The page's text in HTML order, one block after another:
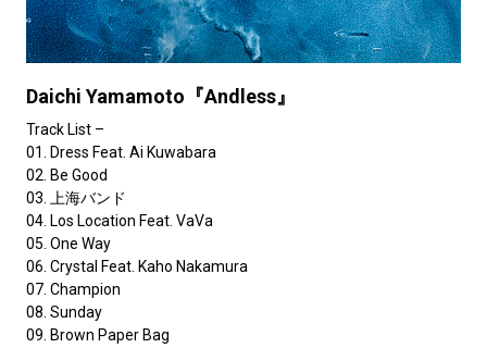
Daichi Yamamoto『Andless』
Track List –
01. Dress Feat. Ai Kuwabara
02. Be Good
03. 上海バンド
04. Los Location Feat. VaVa
05. One Way
06. Crystal Feat. Kaho Nakamura
07. Champion
08. Sunday
09. Brown Paper Bag